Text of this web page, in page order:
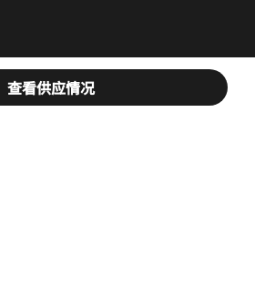
查看供应情况